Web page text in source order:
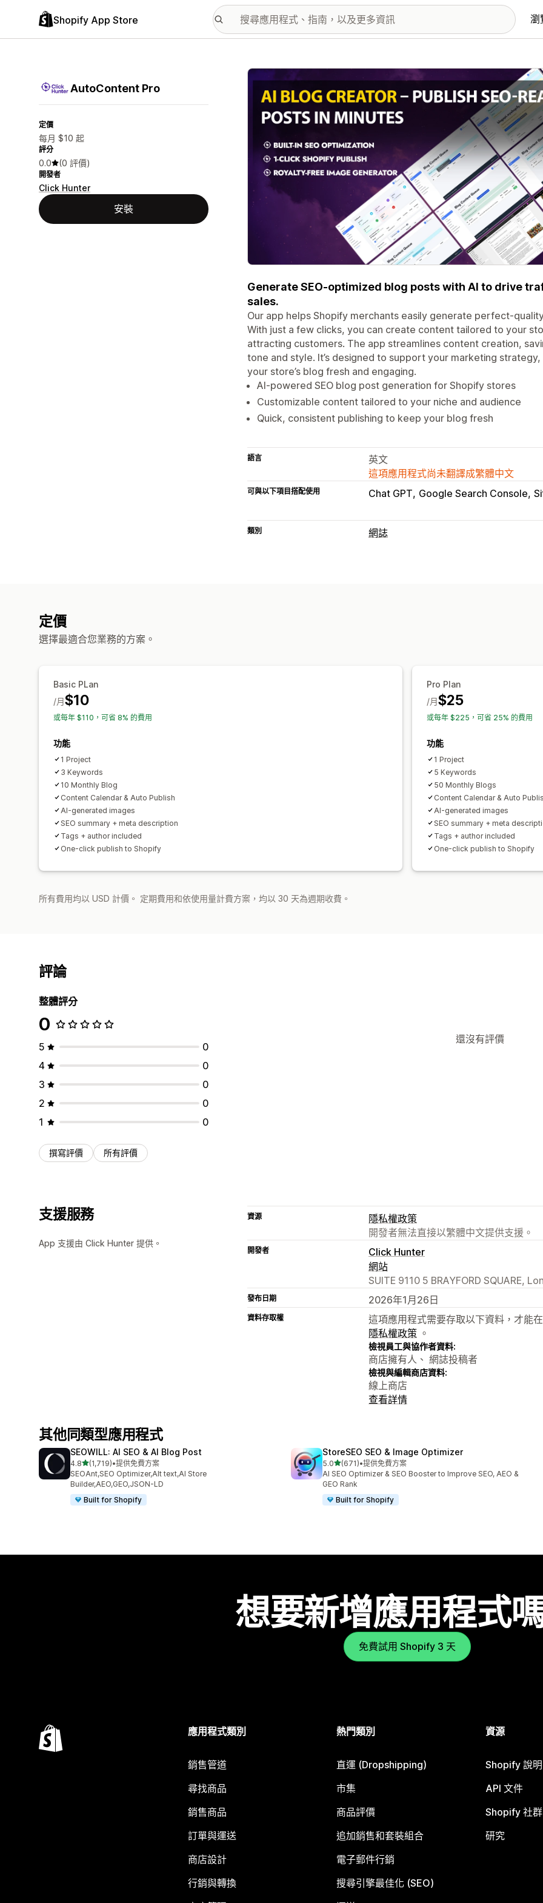
Shopify App Store 瀏
AutoContent Pro
定價
每月 $10 起
評分
0.0 (0 評價)
開發者
Click Hunter
安裝
主要圖片圖庫
Generate SEO-optimized blog posts with AI to drive
sales.
Our app helps Shopify merchants easily generate perfect-
With just a few clicks, you can create content tailored to your
attracting customers. The app streamlines content creation,
tone and style. It’s designed to support your marketing
your store’s blog fresh and engaging.
AI-powered SEO blog post generation for Shopify stores
Customizable content tailored to your niche and audience
Quick, consistent publishing to keep your blog fresh
語言
英文
這項應用程式尚未翻譯成繁體中文
可與以下項目搭配使用 Chat GPT Google Search Console
類別 網誌
定價
選擇最適合您業務的方案。
Basic PLan
$10
/月
或每年 $110，可省 8% 的費用
功能
1 Project
3 Keywords
10 Monthly Blog
Content Calendar & Auto Publish
AI-generated images
SEO summary + meta description
Tags + author included
One-click publish to Shopify
Pro Plan
$25
/月
或每年 $225，可省 25% 的費用
功能
1 Project
5 Keywords
50 Monthly Blogs
Content Calendar & Auto
AI-generated images
SEO summary + meta
Tags + author included
One-click publish to Shopify
所有費用均以 USD 計價。 定期費用和依使用量計費方案，均以 30 天為週期收費。
評論
整體評分
0
5
0
4
0
3
0
2
0
1
0
撰寫評價 所有評價
還沒有評價
支援服務
App 支援由 Click Hunter 提供。
資源
隱私權政策
開發者無法直接以繁體中文提供支援。
開發者
Click Hunter
網站
SUITE 9110 5 BRAYFORD SQUARE,
發布日期 2026年1月26日
資料存取權
這項應用程式需要存取以下資料，才能
隱私權政策 。
檢視員工與協作者資料:
商店擁有人、 網誌投稿者
檢視與編輯商店資料:
線上商店
查看詳情
其他同類型應用程式
SEOWILL: AI SEO & AI Blog Post
4.8滿分 5 顆星
(1,719)
共有 1719 則評價
•提供免費方案
SEOAnt,SEO Optimizer,Alt text,AI Store
Builder,AEO,GEO,JSON-LD
Built for Shopify
StoreSEO SEO & Image Optimizer
5.0滿分 5 顆星
(671)
共有 671 則評價
•提供免費方案
AI SEO Optimizer & SEO Booster to Improve SEO, AEO &
GEO Rank
Built for Shopify
想要新增應用程式
免費試用 Shopify 3 天
應用程式類別
銷售管道
尋找商品
銷售商品
訂單與運送
商店設計
行銷與轉換
熱門類別
直運 (Dropshipping)
市集
商品評價
追加銷售和套裝組合
電子郵件行銷
搜尋引擎最佳化 (SEO)
資源
Shopify 說
API 文件
Shopify 社群
研究